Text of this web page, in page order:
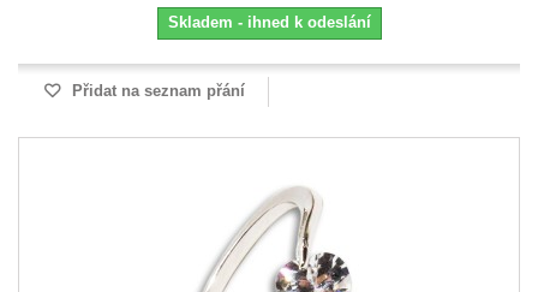
Skladem - ihned k odeslání
Přidat na seznam přání